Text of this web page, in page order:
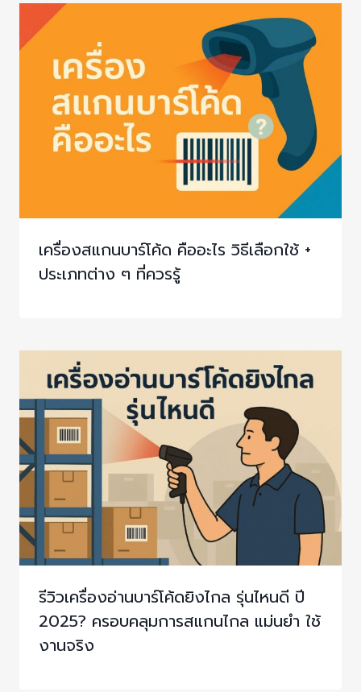
เครื่องสแกนบาร์โค้ด คืออะไร วิธีเลือกใช้ +
ประเภทต่าง ๆ ที่ควรรู้
รีวิวเครื่องอ่านบาร์โค้ดยิงไกล รุ่นไหนดี ปี
2025? ครอบคลุมการสแกนไกล แม่นยำ ใช้
งานจริง